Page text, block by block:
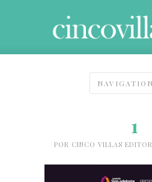
1
POR CINCO VILLAS EDITOR